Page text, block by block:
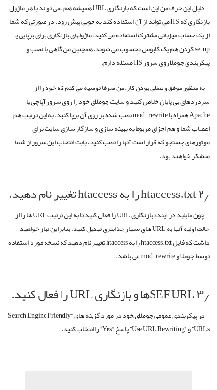
دلیل این حرف من این است که بازنگاری URL همیشه هم نمی تواند با هر ماژول
بازنگاری که IIS می تواند از آن استفاده کند به خوبی پیش رود. در صورتی که شما
از یک حساب میزبانی مشترک استفاده می کنید، ماژولهای بازنگاری برای برپایی یا
set up کردن هم یک کابوس محسوب می شوند. همچنین من گاهی با نصب و
پیکربندی جوملا روی سرور IIS مسئله دارم.
به منظور موفق و عملی بودن کار، من صرفا توصیه می کنم که خود را از
سردردهای بی پایان خلاص کنید و سایت جوملای خود را روی سرور آپاچی یا
Apache همراه با mod_rewrite نصب شده بر روی آن برپا کنید. به این ترتیب هم
اعصاب شما و هم اجزای مربوط به بهینه سازی و سازگار سازی سایت برای
موتورهای جستجو که قرار است آنها را نصب کنید، بابت انتخاب این سرور از شما
متشکر خواهند بود.
۲٫ htaccess.txt را به htaccess تغییر نام دهید.
چون مایلید در آینده بازنگاری URL را فعال کنید تا به این ترتیب URL ها را از
حالت اولیه آنها به URL های بسیار جذابتری تبدیل کنید، بنابراین نیاز خواهید
داشت که فایل htaccess.txt را به htaccess تغییر نام دهید که نسخه مورد استفاده
توسط جوملا و mod_rewrite می باشد.
۳٫ SEF URLها و بازنگاری URL را فعال کنید.
در پیکربندی عمومی جوملای ِخود در مورد گزینه های “Search Engine Friendly
URLs” و “Use URL Rewriting” پاسخ “Yes” را انتخاب کنید.